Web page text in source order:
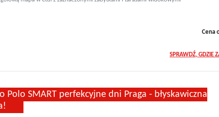
Cena
SPRAWDŹ, GDZIE
Polo SMART perfekcyjne dni Praga - błyskawiczna